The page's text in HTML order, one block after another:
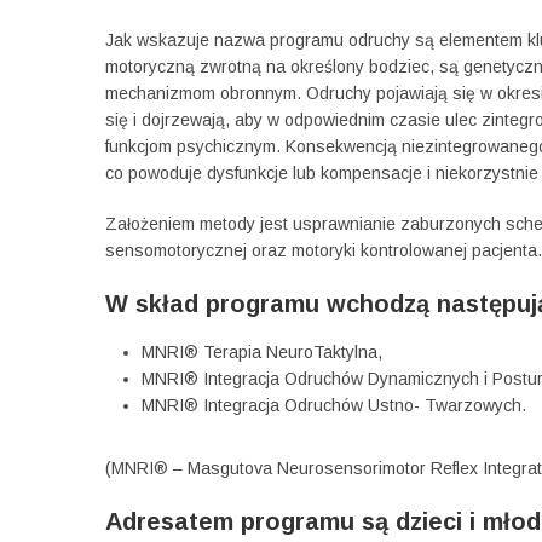
Jak wskazuje nazwa programu odruchy są elementem
motoryczną zwrotną na określony bodziec, są
mechanizmom obronnym. Odruchy pojawiają się w
się i dojrzewają, aby w odpowiednim czasie ulec
funkcjom psychicznym. Konsekwencją
co powoduje dysfunkcje lub kompensacje i
Założeniem metody jest usprawnianie zaburzonych
sensomotorycznej oraz motoryki kontrolowanej
W skład programu wchodzą
MNRI® Terapia NeuroTaktylna,
MNRI® Integracja Odruchów Dynamicznych i
MNRI® Integracja Odruchów Ustno- Twarzowych.
(MNRI® – Masgutova Neurosensorimotor Reflex
Adresatem programu są dzieci i